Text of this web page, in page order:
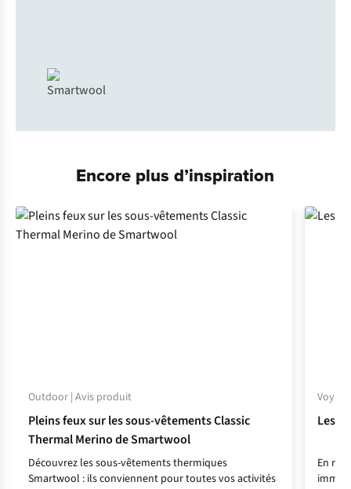
Encore plus d’inspiration
Outdoor | Avis produit
Pleins feux sur les sous-vêtements Classic
Thermal Merino de Smartwool
Découvrez les sous-vêtements thermiques
Smartwool : ils conviennent pour toutes vos activités
Les
En